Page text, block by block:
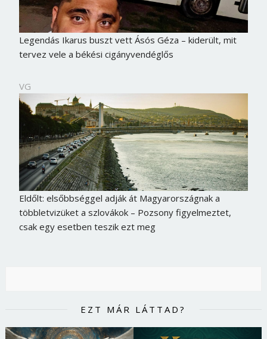
Legendás Ikarus buszt vett Ásós Géza – kiderült, mit
tervez vele a békési cigányvendéglős
VG
Eldőlt: elsőbbséggel adják át Magyarországnak a
többletvizüket a szlovákok – Pozsony figyelmeztet,
csak egy esetben teszik ezt meg
EZT MÁR LÁTTAD?